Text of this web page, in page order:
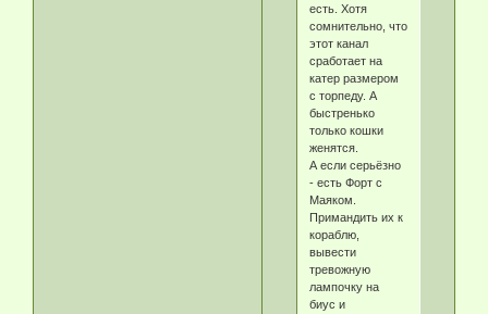
есть. Хотя
сомнительно, что
этот канал
сработает на
катер размером
с торпеду. А
быстренько
только кошки
женятся.
А если серьёзно
- есть Форт с
Маяком.
Примандить их к
кораблю,
вывести
тревожную
лампочку на
биус и